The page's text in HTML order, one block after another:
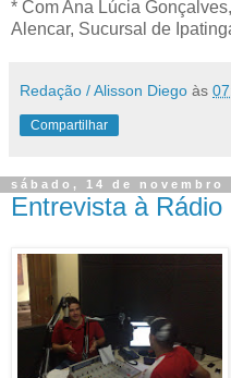
* Com Ana Lúcia
Alencar, Sucursal de
Redação / Alisson Diego às
Compartilhar
sábado, 14 de novembro
Entrevista à